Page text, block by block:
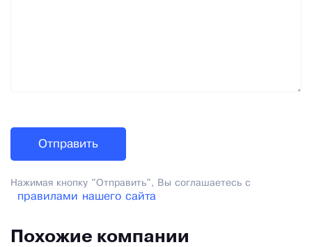
Нажимая кнопку "Отправить", Вы соглашаетесь с
правилами нашего сайта
Похожие компании